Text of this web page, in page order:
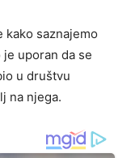
kako saznajemo
uporan da se
u društvu
na njega.